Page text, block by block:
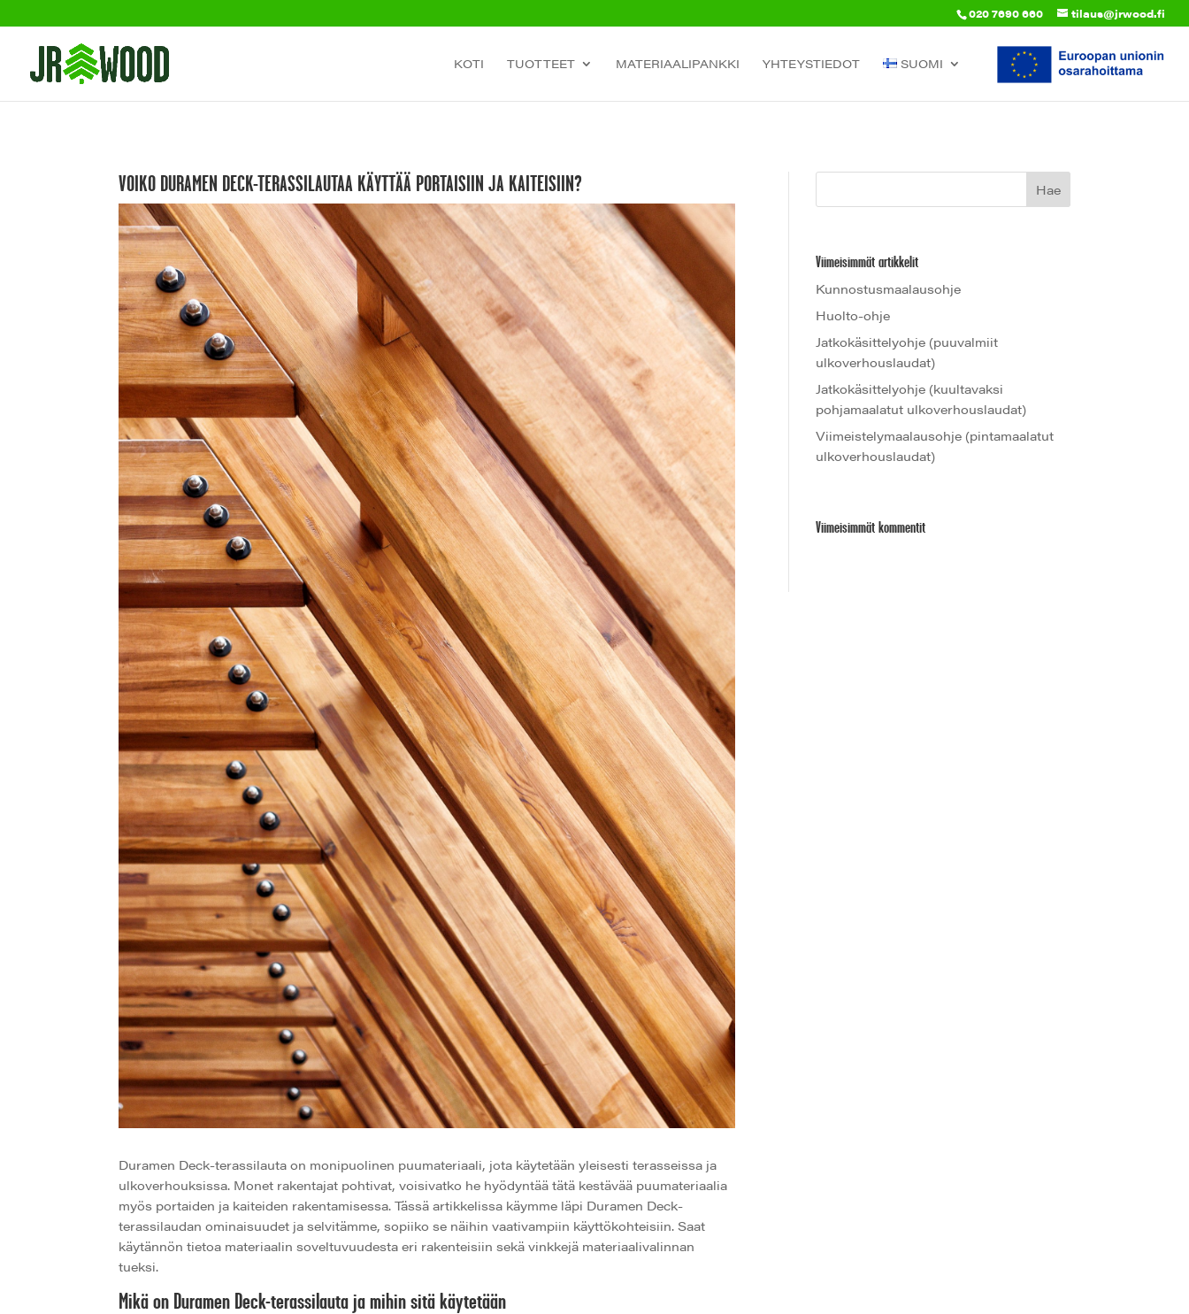
020 7690 660 tilaus@jrwood.fi
KOTI TUOTTEET MATERIAALIPANKKI YHTEYSTIEDOT SUOMI
VOIKO DURAMEN DECK-TERASSILAUTAA KÄYTTÄÄ PORTAISIIN JA KAITEISIIN?
Duramen Deck-terassilauta on monipuolinen puumateriaali, jota käytetään yleisesti terasseissa ja
ulkoverhouksissa. Monet rakentajat pohtivat, voisivatko he hyödyntää tätä kestävää puumateriaalia
myös portaiden ja kaiteiden rakentamisessa. Tässä artikkelissa käymme läpi Duramen Deck-
terassilaudan ominaisuudet ja selvitämme, sopiiko se näihin vaativampiin käyttökohteisiin. Saat
käytännön tietoa materiaalin soveltuvuudesta eri rakenteisiin sekä vinkkejä materiaalivalinnan
tueksi.
Mikä on Duramen Deck-terassilauta ja mihin sitä käytetään
Viimeisimmät artikkelit
Kunnostusmaalausohje
Huolto-ohje
Jatkokäsittelyohje (puuvalmiit
ulkoverhouslaudat)
Jatkokäsittelyohje (kuultavaksi
pohjamaalatut ulkoverhouslaudat)
Viimeistelymaalausohje (pintamaalatut
ulkoverhouslaudat)
Viimeisimmät kommentit